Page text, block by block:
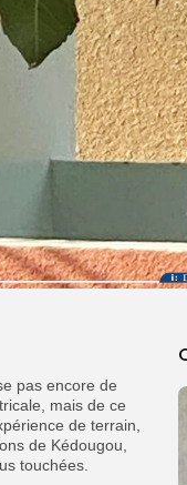
pas encore de
mais de ce
de terrain,
de Kédougou,
touchées.